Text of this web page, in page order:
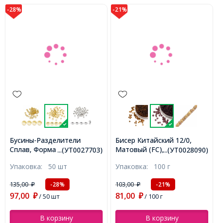
-28%
...(УТ0027703)
Бусины-Разделители
Сплав, Форма Пончик,
Отверстие 2.5мм,
(УТ0027703)
Упаковка: 50 шт
135,00₽ -28%
97,00 ₽/ 50 шт
В корзину
-21%
...(УТ0028090)
Бисер Китайский 12/0,
Матовый (FC), Цвет:
(УТ0028090)
Упаковка: 100 г
103,00₽ -21%
81,00 ₽/ 100 г
В корзину